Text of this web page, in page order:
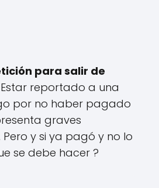
para salir de
reportado a una
por no haber pagado
graves
y si ya pagó y no lo
se debe hacer ?